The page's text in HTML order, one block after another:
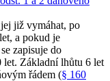
již vymáhat, po
a pokud je
zapisuje do
let. Základní lhůtu 6 let
řádem (§ 160